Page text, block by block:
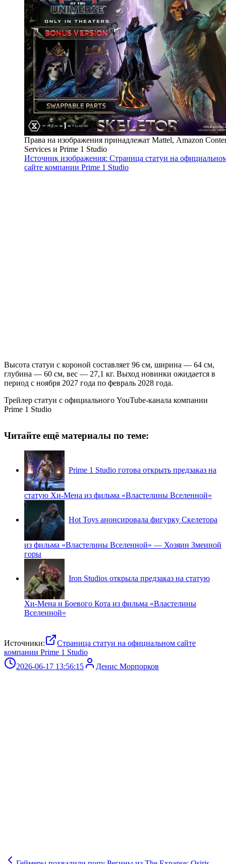
Права на изображения принадлежат Mattel, Amazon
Services и Prime 1 Studio
Источник изображения: Страница статуи на
сайте компании Prime 1 Studio
Высота статуи с короной составляет 96 см, ширина — 64 см,
глубина — 60 см, вес — 27,1 кг. Выход новинки ожидается в
период с ноября 2027 года по февраль 2028 года.
Трейлер статуи с официального YouTube-канала компании
Prime 1 Studio
Читайте ещё материалы по теме:
Prime 1 Studio готова открыть предзаказ на
статую Хи-Мена из фильма «Властелины Вселенной»
Hot Toys анонсировала фигурку Скелетора
из фильма «Властелины Вселенной» — Хозяин Змеиной
горы
Iron Studios открыла предзаказ на статую
Хи-Мена и Боевого Кота из фильма «Властелины
Вселенной»
Источники:
Страница статуи на официальном сайте
компании Prime 1 Studio
2026-06-17 13:56:15
Денис Морпорков